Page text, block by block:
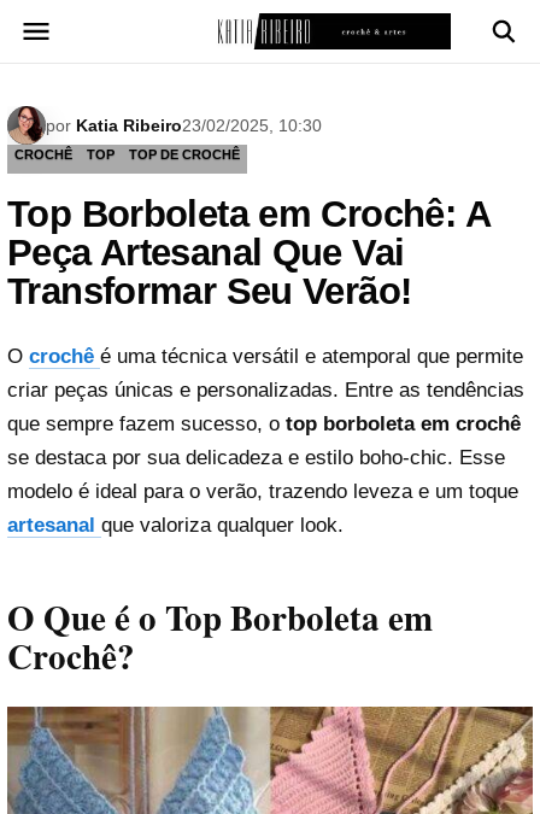
para
por Katia Ribeiro23/02/2025, 10:30
CROCHÊ TOP TOP DE CROCHÊ
Top Borboleta em Crochê: A
Peça Artesanal Que Vai
Transformar Seu Verão!
O crochê é uma técnica versátil e atemporal que permite
criar peças únicas e personalizadas. Entre as tendências
que sempre fazem sucesso, o top borboleta em crochê
se destaca por sua delicadeza e estilo boho-chic. Esse
modelo é ideal para o verão, trazendo leveza e um toque
artesanal que valoriza qualquer look.
O Que é o Top Borboleta em
Crochê?